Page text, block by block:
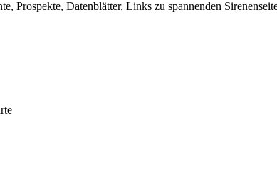
Prospekte, Datenblätter, Links zu spannenden